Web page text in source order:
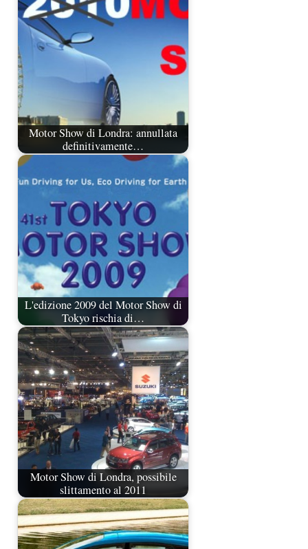
Motor Show di Londra: annullata
definitivamente…
L'edizione 2009 del Motor Show di
Tokyo rischia di…
Motor Show di Londra, possibile
slittamento al 2011